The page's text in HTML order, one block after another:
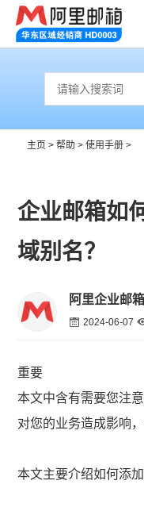
主页 > 帮助> 使用手册>
企业邮箱如
域别名？
阿里企业邮
2024-06-07
重要
本文中含有需要您注
对您的业务造成影响
本文主要介绍如何添